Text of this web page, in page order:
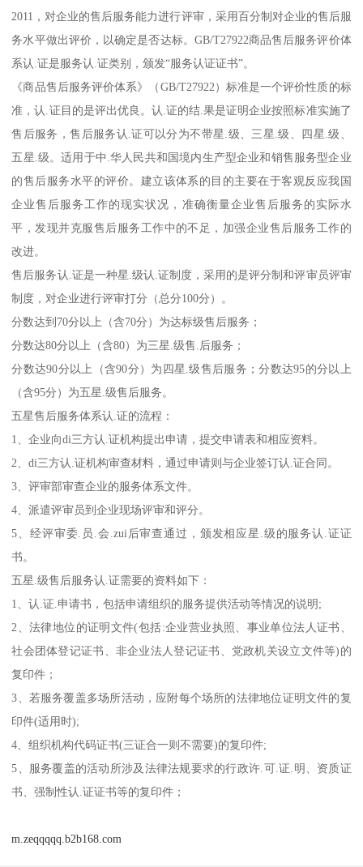
2011，对企业的售后服务能力进行评审，采用百分制对企业的售后服
务水平做出评价，以确定是否达标。GB/T27922商品售后服务评价体
系认.证是服务认.证类别，颁发“服务认证证书”。
《商品售后服务评价体系》（GB/T27922）标准是一个评价性质的标
准，认.证目的是评出优良。认.证的结.果是证明企业按照标准实施了
售后服务，售后服务认.证可以分为不带星.级、三星.级、四星.级、
五星.级。适用于中.华人民共和国境内生产型企业和销售服务型企业
的售后服务水平的评价。建立该体系的目的主要在于客观反应我国
企业售后服务工作的现实状况，准确衡量企业售后服务的实际水
平，发现并克服售后服务工作中的不足，加强企业售后服务工作的
改进。
售后服务认.证是一种星.级认.证制度，采用的是评分制和评审员评审
制度，对企业进行评审打分（总分100分）。
分数达到70分以上（含70分）为达标级售后服务；
分数达80分以上（含80）为三星.级售.后服务；
分数达90分以上（含90分）为四星.级售后服务；分数达95的分以上
（含95分）为五星.级售后服务。
五星售后服务体系认.证的流程：
1、企业向di三方认.证机构提出申请，提交申请表和相应资料。
2、di三方认.证机构审查材料，通过申请则与企业签订认.证合同。
3、评审部审查企业的服务体系文件。
4、派遣评审员到企业现场评审和评分。
5、经评审委.员.会.zui后审查通过，颁发相应星.级的服务认.证证
书。
五星.级售后服务认.证需要的资料如下：
1、认.证.申请书，包括申请组织的服务提供活动等情况的说明;
2、法律地位的证明文件(包括:企业营业执照、事业单位法人证书、
社会团体登记证书、非企业法人登记证书、党政机关设立文件等)的
复印件；
3、若服务覆盖多场所活动，应附每个场所的法律地位证明文件的复
印件(适用时);
4、组织机构代码证书(三证合一则不需要)的复印件;
5、服务覆盖的活动所涉及法律法规要求的行政许.可.证.明、资质证
书、强制性认.证证书等的复印件；
m.zeqqqqq.b2b168.com